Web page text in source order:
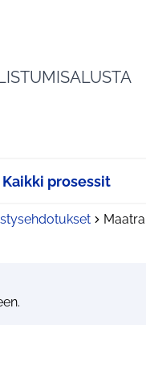
Kaikki prosessit